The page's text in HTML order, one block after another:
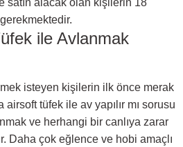
satın alacak olan kişilerin 18
ile Avlanmak
isteyen kişilerin ilk önce merak
airsoft tüfek ile av yapılır mı sorusu
ve herhangi bir canlıya zarar
Daha çok eğlence ve hobi amaçlı